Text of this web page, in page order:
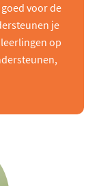
voor de
je
op